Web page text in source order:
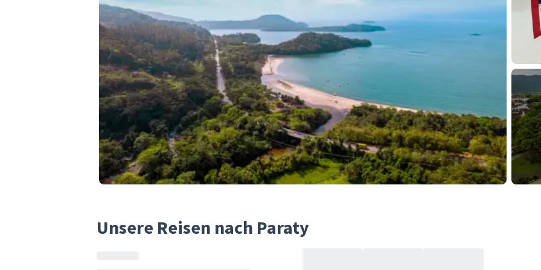
Unsere Reisen nach Paraty